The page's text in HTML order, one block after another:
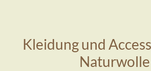
Kleidung und
Naturwolle